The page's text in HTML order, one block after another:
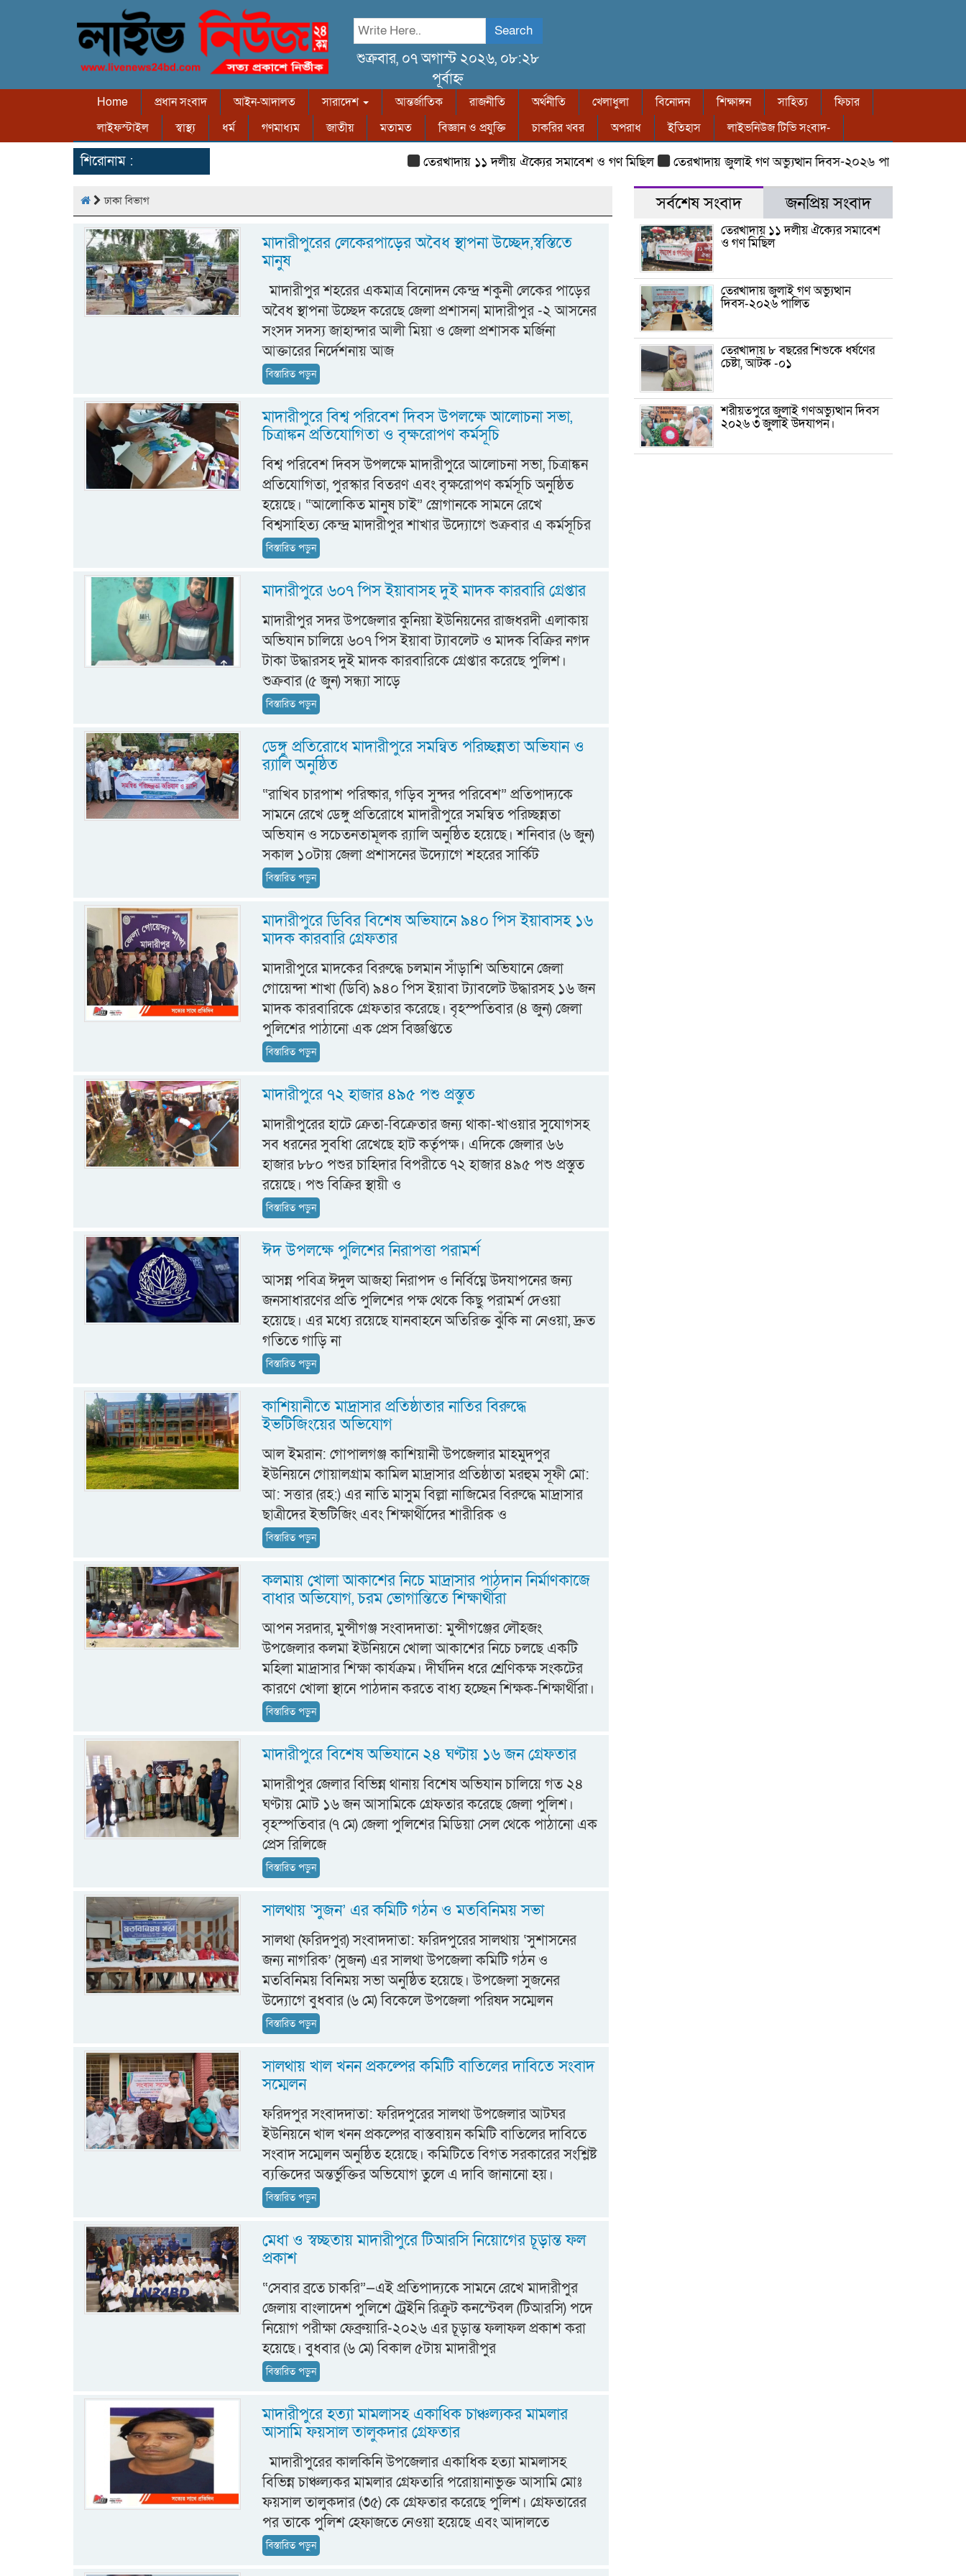
Search
শুক্রবার, ০৭ অগাস্ট ২০২৬, ০৮:২৮
পূর্বাহ্ন
Home প্রধান সংবাদ আইন-আদালত সারাদেশ আন্তর্জাতিক রাজনীতি অর্থনীতি খেলাধুলা বিনোদন শিক্ষাঙ্গন সাহিত্য
ফিচার
লাইফস্টাইল
স্বাস্থ্য ধর্ম গণমাধ্যম জাতীয় মতামত বিজ্ঞান ও প্রযুক্তি চাকরির খবর অপরাধ ইতিহাস লাইভনিউজ টিভি সংবাদ-
শিরোনাম : তেরখাদায় ১১ দলীয় ঐক্যের সমাবেশ ও গণ মিছিল তেরখাদায় জুলাই গণ অভ্যুত্থান দিবস-২০২৬ পালিত
ঢাকা বিভাগ
মাদারীপুরের লেকেরপাড়ের অবৈধ স্থাপনা উচ্ছেদ,স্বস্তিতে
মানুষ
মাদারীপুর শহরের একমাত্র বিনোদন কেন্দ্র শকুনী লেকের পাড়ের
অবৈধ স্থাপনা উচ্ছেদ করেছে জেলা প্রশাসন| মাদারীপুর -২ আসনের
সংসদ সদস্য জাহান্দার আলী মিয়া ও জেলা প্রশাসক মর্জিনা
আক্তারের নির্দেশনায় আজ
বিস্তারিত পড়ুন
মাদারীপুরে বিশ্ব পরিবেশ দিবস উপলক্ষে আলোচনা সভা,
চিত্রাঙ্কন প্রতিযোগিতা ও বৃক্ষরোপণ কর্মসূচি
বিশ্ব পরিবেশ দিবস উপলক্ষে মাদারীপুরে আলোচনা সভা, চিত্রাঙ্কন
প্রতিযোগিতা, পুরস্কার বিতরণ এবং বৃক্ষরোপণ কর্মসূচি অনুষ্ঠিত
হয়েছে। “আলোকিত মানুষ চাই” স্লোগানকে সামনে রেখে
বিশ্বসাহিত্য কেন্দ্র মাদারীপুর শাখার উদ্যোগে শুক্রবার এ কর্মসূচির
বিস্তারিত পড়ুন
মাদারীপুরে ৬০৭ পিস ইয়াবাসহ দুই মাদক কারবারি গ্রেপ্তার
মাদারীপুর সদর উপজেলার কুনিয়া ইউনিয়নের রাজধরদী এলাকায়
অভিযান চালিয়ে ৬০৭ পিস ইয়াবা ট্যাবলেট ও মাদক বিক্রির নগদ
টাকা উদ্ধারসহ দুই মাদক কারবারিকে গ্রেপ্তার করেছে পুলিশ।
শুক্রবার (৫ জুন) সন্ধ্যা সাড়ে
বিস্তারিত পড়ুন
ডেঙ্গু প্রতিরোধে মাদারীপুরে সমন্বিত পরিচ্ছন্নতা অভিযান ও
র‍্যালি অনুষ্ঠিত
“রাখিব চারপাশ পরিষ্কার, গড়িব সুন্দর পরিবেশ” প্রতিপাদ্যকে
সামনে রেখে ডেঙ্গু প্রতিরোধে মাদারীপুরে সমন্বিত পরিচ্ছন্নতা
অভিযান ও সচেতনতামূলক র‍্যালি অনুষ্ঠিত হয়েছে। শনিবার (৬ জুন)
সকাল ১০টায় জেলা প্রশাসনের উদ্যোগে শহরের সার্কিট
বিস্তারিত পড়ুন
মাদারীপুরে ডিবির বিশেষ অভিযানে ৯৪০ পিস ইয়াবাসহ ১৬
মাদক কারবারি গ্রেফতার
মাদারীপুরে মাদকের বিরুদ্ধে চলমান সাঁড়াশি অভিযানে জেলা
গোয়েন্দা শাখা (ডিবি) ৯৪০ পিস ইয়াবা ট্যাবলেট উদ্ধারসহ ১৬ জন
মাদক কারবারিকে গ্রেফতার করেছে। বৃহস্পতিবার (৪ জুন) জেলা
পুলিশের পাঠানো এক প্রেস বিজ্ঞপ্তিতে
বিস্তারিত পড়ুন
মাদারীপুরে ৭২ হাজার ৪৯৫ পশু প্রস্তুত
মাদারীপুরের হাটে ক্রেতা-বিক্রেতার জন্য থাকা-খাওয়ার সুযোগসহ
সব ধরনের সুবধিা রেখেছে হাট কর্তৃপক্ষ। এদিকে জেলার ৬৬
হাজার ৮৮০ পশুর চাহিদার বিপরীতে ৭২ হাজার ৪৯৫ পশু প্রস্তুত
রয়েছে। পশু বিক্রির স্থায়ী ও
বিস্তারিত পড়ুন
ঈদ উপলক্ষে পুলিশের নিরাপত্তা পরামর্শ
আসন্ন পবিত্র ঈদুল আজহা নিরাপদ ও নির্বিঘ্নে উদযাপনের জন্য
জনসাধারণের প্রতি পুলিশের পক্ষ থেকে কিছু পরামর্শ দেওয়া
হয়েছে। এর মধ্যে রয়েছে যানবাহনে অতিরিক্ত ঝুঁকি না নেওয়া, দ্রুত
গতিতে গাড়ি না
বিস্তারিত পড়ুন
কাশিয়ানীতে মাদ্রাসার প্রতিষ্ঠাতার নাতির বিরুদ্ধে
ইভটিজিংয়ের অভিযোগ
আল ইমরান: গোপালগঞ্জ কাশিয়ানী উপজেলার মাহমুদপুর
ইউনিয়নে গোয়ালগ্রাম কামিল মাদ্রাসার প্রতিষ্ঠাতা মরহুম সূফী মো:
আ: সত্তার (রহ:) এর নাতি মাসুম বিল্লা নাজিমের বিরুদ্ধে মাদ্রাসার
ছাত্রীদের ইভটিজিং এবং শিক্ষার্থীদের শারীরিক ও
বিস্তারিত পড়ুন
কলমায় খোলা আকাশের নিচে মাদ্রাসার পাঠদান নির্মাণকাজে
বাধার অভিযোগ, চরম ভোগান্তিতে শিক্ষার্থীরা
আপন সরদার, মুন্সীগঞ্জ সংবাদদাতা: মুন্সীগঞ্জের লৌহজং
উপজেলার কলমা ইউনিয়নে খোলা আকাশের নিচে চলছে একটি
মহিলা মাদ্রাসার শিক্ষা কার্যক্রম। দীর্ঘদিন ধরে শ্রেণিকক্ষ সংকটের
কারণে খোলা স্থানে পাঠদান করতে বাধ্য হচ্ছেন শিক্ষক-শিক্ষার্থীরা।
বিস্তারিত পড়ুন
মাদারীপুরে বিশেষ অভিযানে ২৪ ঘণ্টায় ১৬ জন গ্রেফতার
মাদারীপুর জেলার বিভিন্ন থানায় বিশেষ অভিযান চালিয়ে গত ২৪
ঘণ্টায় মোট ১৬ জন আসামিকে গ্রেফতার করেছে জেলা পুলিশ।
বৃহস্পতিবার (৭ মে) জেলা পুলিশের মিডিয়া সেল থেকে পাঠানো এক
প্রেস রিলিজে
বিস্তারিত পড়ুন
সালথায় ‘সুজন’ এর কমিটি গঠন ও মতবিনিময় সভা
সালথা (ফরিদপুর) সংবাদদাতা: ফরিদপুরের সালথায় ‘সুশাসনের
জন্য নাগরিক’ (সুজন) এর সালথা উপজেলা কমিটি গঠন ও
মতবিনিময় বিনিময় সভা অনুষ্ঠিত হয়েছে। উপজেলা সুজনের
উদ্যোগে বুধবার (৬ মে) বিকেলে উপজেলা পরিষদ সম্মেলন
বিস্তারিত পড়ুন
সালথায় খাল খনন প্রকল্পের কমিটি বাতিলের দাবিতে সংবাদ
সম্মেলন
ফরিদপুর সংবাদদাতা: ফরিদপুরের সালথা উপজেলার আটঘর
ইউনিয়নে খাল খনন প্রকল্পের বাস্তবায়ন কমিটি বাতিলের দাবিতে
সংবাদ সম্মেলন অনুষ্ঠিত হয়েছে। কমিটিতে বিগত সরকারের সংশ্লিষ্ট
ব্যক্তিদের অন্তর্ভুক্তির অভিযোগ তুলে এ দাবি জানানো হয়।
বিস্তারিত পড়ুন
মেধা ও স্বচ্ছতায় মাদারীপুরে টিআরসি নিয়োগের চূড়ান্ত ফল
প্রকাশ
“সেবার ব্রতে চাকরি”—এই প্রতিপাদ্যকে সামনে রেখে মাদারীপুর
জেলায় বাংলাদেশ পুলিশে ট্রেইনি রিক্রুট কনস্টেবল (টিআরসি) পদে
নিয়োগ পরীক্ষা ফেব্রুয়ারি-২০২৬ এর চূড়ান্ত ফলাফল প্রকাশ করা
হয়েছে। বুধবার (৬ মে) বিকাল ৫টায় মাদারীপুর
বিস্তারিত পড়ুন
মাদারীপুরে হত্যা মামলাসহ একাধিক চাঞ্চল্যকর মামলার
আসামি ফয়সাল তালুকদার গ্রেফতার
মাদারীপুরের কালকিনি উপজেলার একাধিক হত্যা মামলাসহ
বিভিন্ন চাঞ্চল্যকর মামলার গ্রেফতারি পরোয়ানাভুক্ত আসামি মোঃ
ফয়সাল তালুকদার (৩৫) কে গ্রেফতার করেছে পুলিশ। গ্রেফতারের
পর তাকে পুলিশ হেফাজতে নেওয়া হয়েছে এবং আদালতে
বিস্তারিত পড়ুন
সর্বশেষ সংবাদ জনপ্রিয় সংবাদ
তেরখাদায় ১১ দলীয় ঐক্যের সমাবেশ
ও গণ মিছিল
তেরখাদায় জুলাই গণ অভ্যুত্থান
দিবস-২০২৬ পালিত
তেরখাদায় ৮ বছরের শিশুকে ধর্ষণের
চেষ্টা, আটক -০১
শরীয়তপুরে জুলাই গণঅভ্যুত্থান দিবস
২০২৬ ৩ জুলাই উদযাপন।